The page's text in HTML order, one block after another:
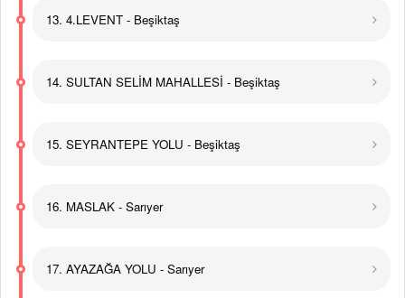
13. 4.LEVENT - Beşiktaş
14. SULTAN SELİM MAHALLESİ - Beşiktaş
15. SEYRANTEPE YOLU - Beşiktaş
16. MASLAK - Sarıyer
17. AYAZAĞA YOLU - Sarıyer